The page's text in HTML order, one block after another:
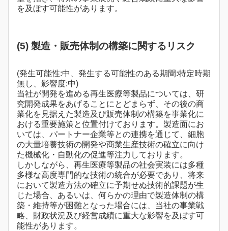
を及ぼす可能性があります。
(5) 製造・販売体制の構築に関するリスク
(発生可能性:中、発生する可能性のある期間:特定時期
無し、影響度:中)
当社が開発を進める再生医療等製品については、研
究開発成果をあげることにとどまらず、その後の商
業化を見据えた製造及び販売体制の構築を事業化に
おける重要施策と位置付けております。製造面にお
いては、パートナー企業等との連携を通じて、細胞
の大量培養技術の開発や商業生産技術の確立に向け
た機械化・自動化の促進等注力しております。
しかしながら、再生医療等製品の社会実装には多種
多様な高度専門的な技術の統合が必要であり、将来
において製造方法の確立に予期せぬ技術的課題が生
じた場合、あるいは、何らかの理由で製造体制の構
築・維持等が困難となった場合には、当社の事業戦
略、財政状況及び経営成績に重大な影響を及ぼす可
能性があります。